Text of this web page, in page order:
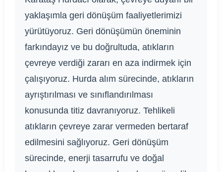
yaklaşımla geri dönüşüm faaliyetlerimizi
yürütüyoruz. Geri dönüşümün öneminin
farkındayız ve bu doğrultuda, atıkların
çevreye verdiği zararı en aza indirmek için
çalışıyoruz. Hurda alım sürecinde, atıkların
ayrıştırılması ve sınıflandırılması
konusunda titiz davranıyoruz. Tehlikeli
atıkların çevreye zarar vermeden bertaraf
edilmesini sağlıyoruz. Geri dönüşüm
sürecinde, enerji tasarrufu ve doğal